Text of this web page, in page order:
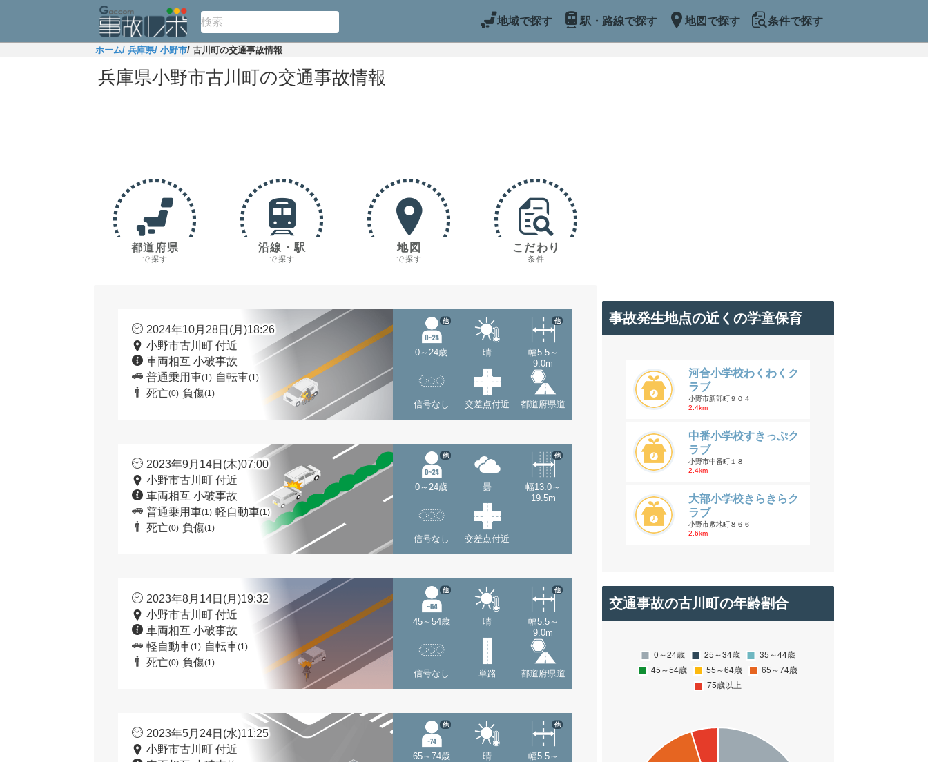
地域で探す 駅・路線で探す 地図で探す 条件で探す
ホーム/ 兵庫県/ 小野市/ 古川町の交通事故情報
兵庫県小野市古川町の交通事故情報
都道府県
で探す
沿線・駅
で探す
地図
で探す
こだわり
条件
2024年10月28日(月)18:26
小野市古川町 付近
車両相互 小破事故
普通乗用車(1) 自転車(1)
死亡(0) 負傷(1)
0～24歳
他
晴
幅5.5～
9.0m
他
信号なし 交差点付近 都道府県道
2023年9月14日(木)07:00
小野市古川町 付近
車両相互 小破事故
普通乗用車(1) 軽自動車(1)
死亡(0) 負傷(1)
0～24歳
他
曇
幅13.0～
19.5m
他
信号なし 交差点付近
2023年8月14日(月)19:32
小野市古川町 付近
車両相互 小破事故
軽自動車(1) 自転車(1)
死亡(0) 負傷(1)
45～54歳
他
晴
幅5.5～
9.0m
他
信号なし 単路 都道府県道
2023年5月24日(水)11:25
小野市古川町 付近
65～74歳
他
晴
幅5.5～
他
事故発生地点の近くの学童保育
河合小学校わくわくク
ラブ
小野市新部町９０４
2.4km
中番小学校すきっぷク
ラブ
小野市中番町１８
2.4km
大部小学校きらきらク
ラブ
小野市敷地町８６６
2.6km
交通事故の古川町の年齢割合